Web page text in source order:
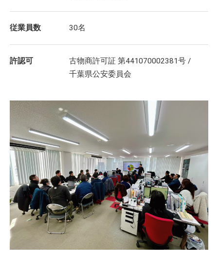
従業員数 30名
許認可
古物商許可証 第441070002381号 /
千葉県公安委員会